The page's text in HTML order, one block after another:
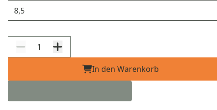
In den Warenkorb